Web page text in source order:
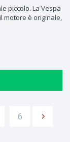
piccolo. La Vespa
motore è originale,
6